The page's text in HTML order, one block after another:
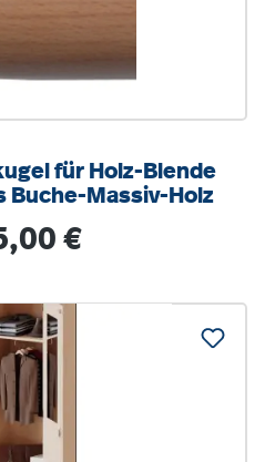
für Holz-Blende
Buche-Massiv-Holz
Preis:
€